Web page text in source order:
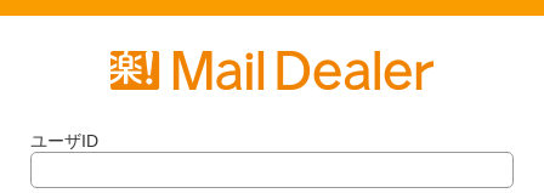
ユーザID